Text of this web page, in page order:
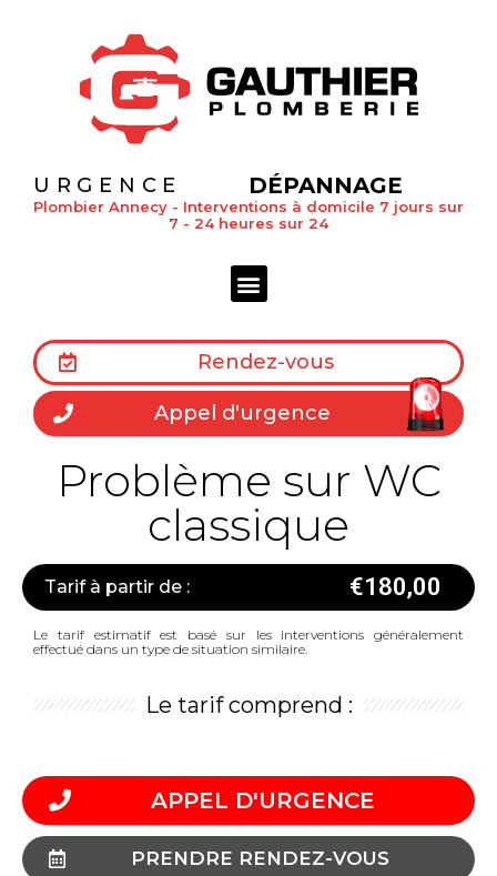
URGENCE DÉPANNAGE
Plombier Annecy - Interventions à domicile 7 jours sur
7 - 24 heures sur 24
Rendez-vous
Appel d'urgence
Problème sur WC
classique
Tarif à partir de : €180,00
Le tarif estimatif est basé sur les interventions généralement
effectué dans un type de situation similaire.
Le tarif comprend :
APPEL D'URGENCE
PRENDRE RENDEZ-VOUS